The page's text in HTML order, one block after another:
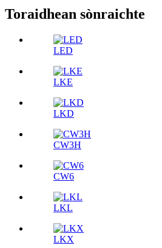
Toraidhean sònraichte
LED
LKE
LKD
CW3H
CW6
LKL
LKX